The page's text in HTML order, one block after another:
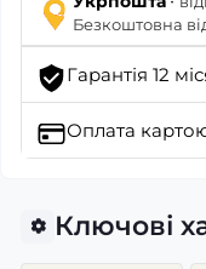
Безкоштовна
Гарантія 12
Оплата
Ключові